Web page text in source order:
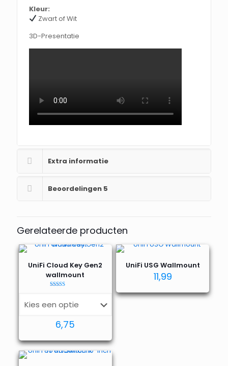
Kleur:
Zwart of Wit
3D-Presentatie
Extra informatie
Beoordelingen 5
Gerelateerde producten
UniFi Cloud Key Gen2
wallmount
uit 5
6,75
UniFi USG Wallmount
11,99